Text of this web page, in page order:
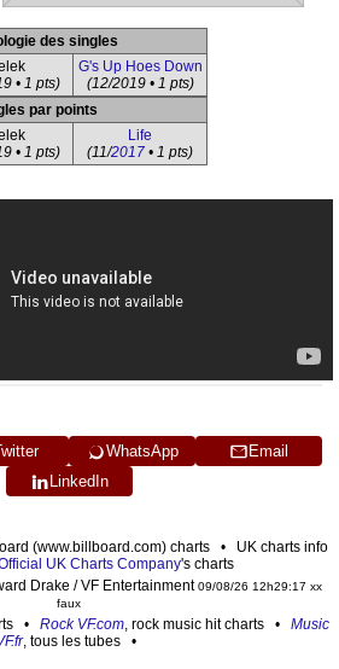
des singles
• 1 pts)
G's Up Hoes Down
(12/2019 • 1 pts)
par points
• 1 pts)
Life
(11/2017 • 1 pts)
WhatsApp
Email
LinkedIn
(www.billboard.com) charts • UK charts info
UK Charts Company's charts
Drake / VF Entertainment09/08/26 12h29:17 xx
faux
• Rock VF.com, rock music hit charts • Music
, tous les tubes •